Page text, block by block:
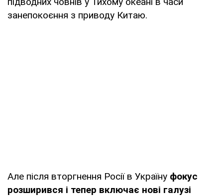
занепокоєння з приводу Китаю.
Але після вторгнення Росії в Україну фокус
розширився і тепер включає нові галузі